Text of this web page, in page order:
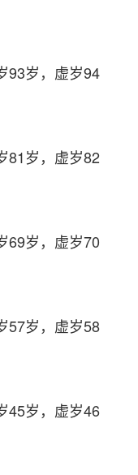
93岁，虚岁94
81岁，虚岁82
69岁，虚岁70
57岁，虚岁58
45岁，虚岁46